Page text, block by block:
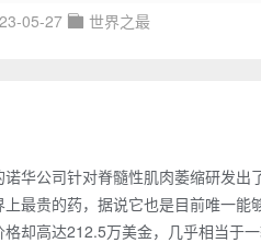
一下吧。
05-27 世界之最
诺华公司针对脊髓性肌肉萎缩研发
上最贵的药，据说它也是目前唯一能
格却高达212.5万美金，几乎相当于